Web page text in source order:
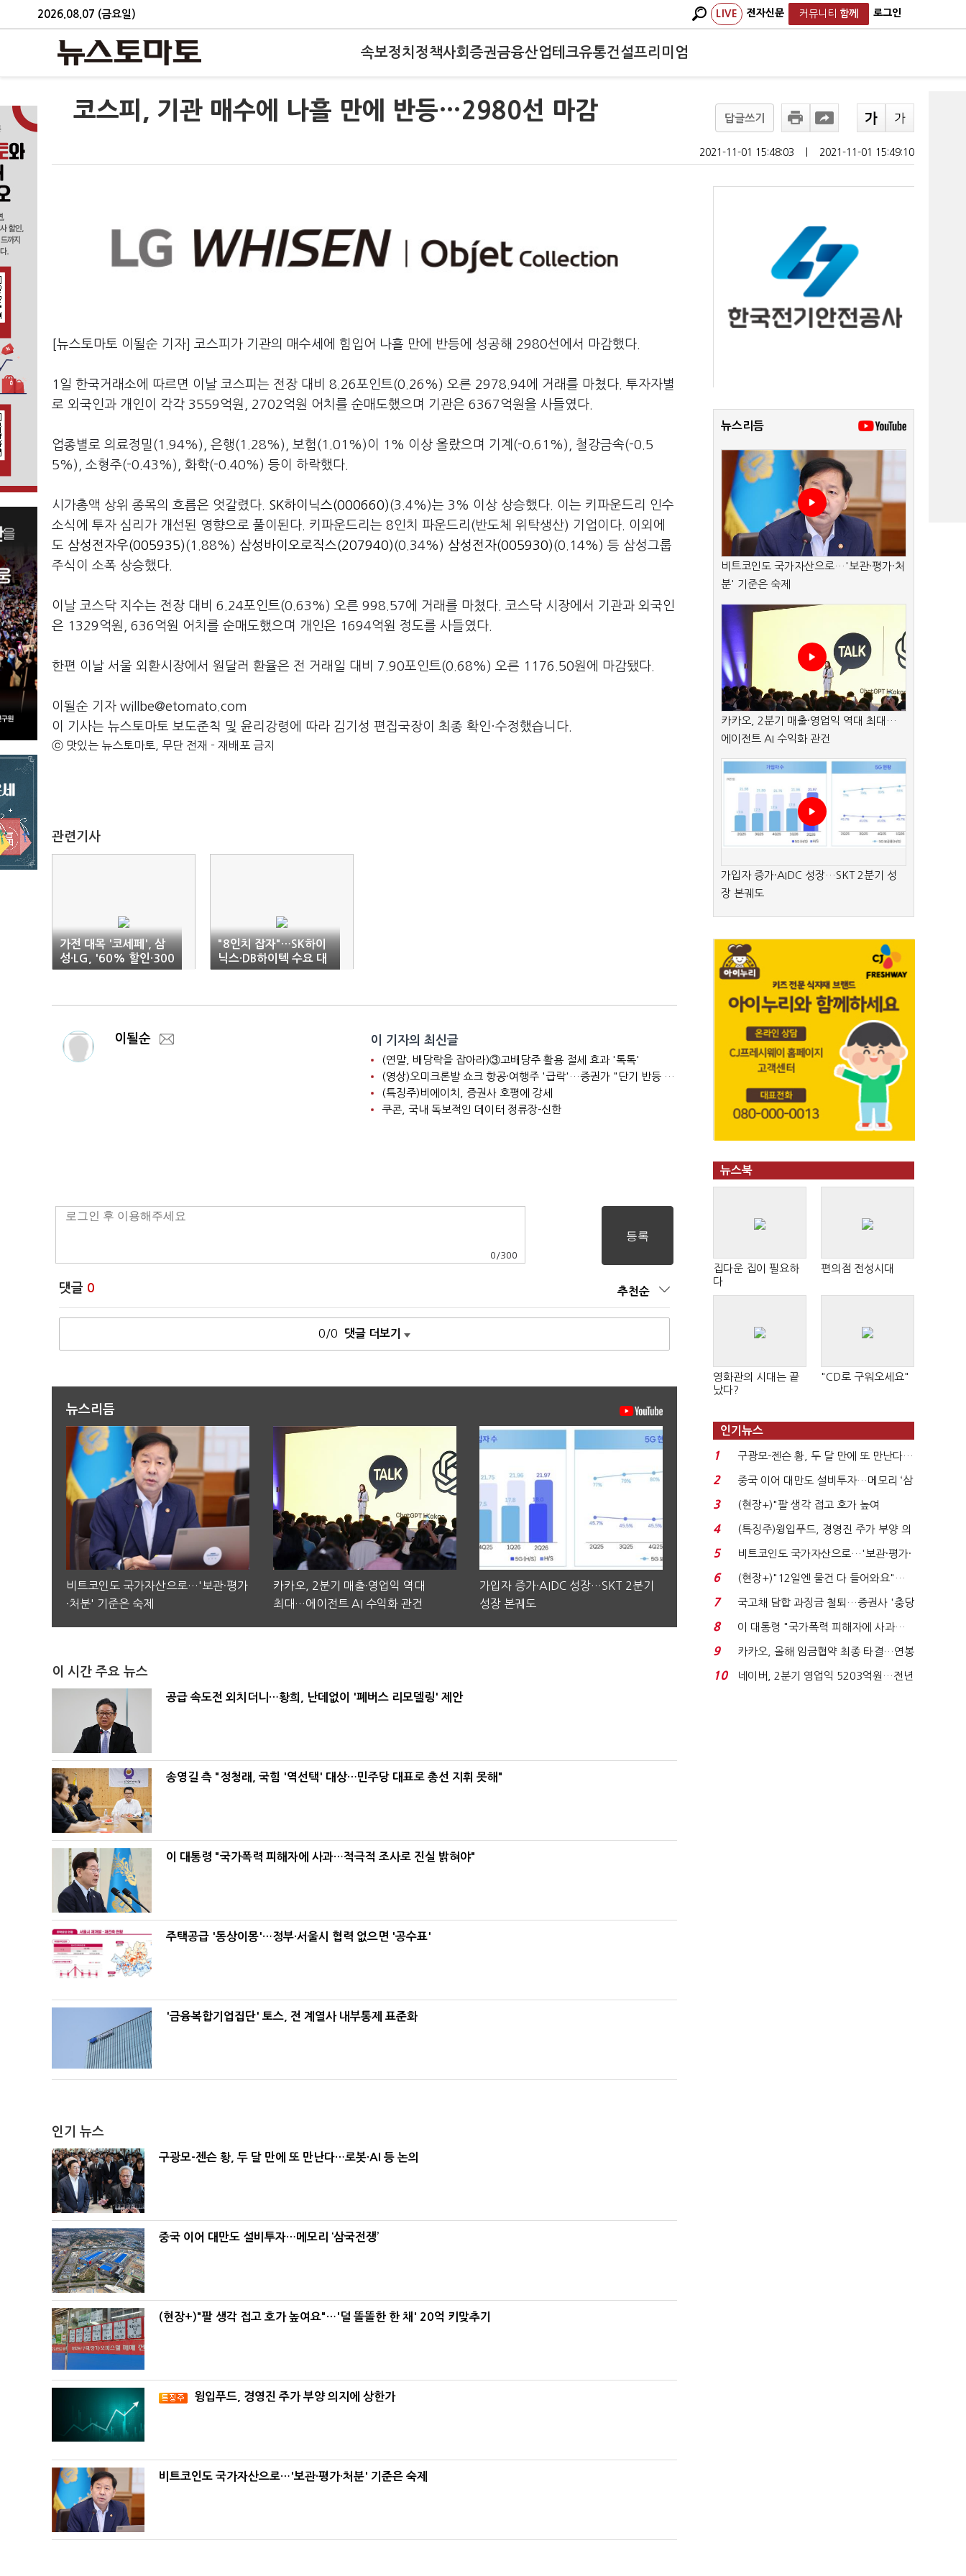
2026.08.07 (금요일) LIVE 전자신문 커뮤니티 함께 로그인
속보정치 정책사회 증권금융산업테크유통건설프리미엄
코스피, 기관 매수에 나흘 만에 반등…2980선 마감 답글쓰기
2021-11-01 15:48:03 2021-11-01 15:49:10
[뉴스토마토 이될순 기자] 코스피가 기관의 매수세에 힘입어 나흘 만에 반등에 성공해 2980선에서 마감했다.
1일 한국거래소에 따르면 이날 코스피는 전장 대비 8.26포인트(0.26%) 오른 2978.94에 거래를 마쳤다. 투자자별
로 외국인과 개인이 각각 3559억원, 2702억원 어치를 순매도했으며 기관은 6367억원을 사들였다.
업종별로 의료정밀(1.94%), 은행(1.28%), 보험(1.01%)이 1% 이상 올랐으며 기계(-0.61%), 철강금속(-0.5
5%), 소형주(-0.43%), 화학(-0.40%) 등이 하락했다.
시가총액 상위 종목의 흐름은 엇갈렸다. SK하이닉스(000660)(3.4%)는 3% 이상 상승했다. 이는 키파운드리 인수
소식에 투자 심리가 개선된 영향으로 풀이된다. 키파운드리는 8인치 파운드리(반도체 위탁생산) 기업이다. 이외에
도 삼성전자우(005935)(1.88%) 삼성바이오로직스(207940)(0.34%) 삼성전자(005930)(0.14%) 등 삼성그룹
주식이 소폭 상승했다.
이날 코스닥 지수는 전장 대비 6.24포인트(0.63%) 오른 998.57에 거래를 마쳤다. 코스닥 시장에서 기관과 외국인
은 1329억원, 636억원 어치를 순매도했으며 개인은 1694억원 정도를 사들였다.
한편 이날 서울 외환시장에서 원달러 환율은 전 거래일 대비 7.90포인트(0.68%) 오른 1176.50원에 마감됐다.
이될순 기자 willbe@etomato.com
이 기사는 뉴스토마토 보도준칙 및 윤리강령에 따라 김기성 편집국장이 최종 확인·수정했습니다.
ⓒ 맛있는 뉴스토마토, 무단 전재 - 재배포 금지
관련기사
가전 대목 '코세페', 삼
성·LG, '60% 할인·300
만 캐시백' 경쟁
"8인치 잡자"…SK하이
닉스·DB하이텍 수요 대
응 총력
이될순 이 기자의 최신글
(연말, 배당락을 잡아라)③고배당주 활용 절세 효과 '톡톡'
(영상)오미크론발 쇼크 항공·여행주 '급락'…증권가 "단기 반등 여력 약화"
(특징주)비에이치, 증권사 호평에 강세
쿠콘, 국내 독보적인 데이터 정류장-신한
0 /300
댓글 0 추천순
0/0 댓글 더보기
뉴스리듬
비트코인도 국가자산으로…'보관·평가
·처분' 기준은 숙제
카카오, 2분기 매출·영업익 역대
최대…에이전트 AI 수익화 관건
가입자 증가·AIDC 성장…SKT 2분기
성장 본궤도
이 시간 주요 뉴스
공급 속도전 외치더니…황희, 난데없이 '폐버스 리모델링' 제안
송영길 측 "정청래, 국힘 '역선택' 대상…민주당 대표로 총선 지휘 못해"
이 대통령 "국가폭력 피해자에 사과…적극적 조사로 진실 밝혀야"
주택공급 '동상이몽'…정부·서울시 협력 없으면 '공수표'
'금융복합기업집단' 토스, 전 계열사 내부통제 표준화
인기 뉴스
구광모-젠슨 황, 두 달 만에 또 만난다…로봇·AI 등 논의
중국 이어 대만도 설비투자…메모리 ‘삼국전쟁’
(현장+)"팔 생각 접고 호가 높여요"…'덜 똘똘한 한 채' 20억 키맞추기
윙입푸드, 경영진 주가 부양 의지에 상한가
비트코인도 국가자산으로…'보관·평가·처분' 기준은 숙제
뉴스리듬
비트코인도 국가자산으로…'보관·평가·처
분' 기준은 숙제
카카오, 2분기 매출·영업익 역대 최대…
에이전트 AI 수익화 관건
가입자 증가·AIDC 성장…SKT 2분기 성
장 본궤도
뉴스북
집다운 집이 필요하
다
편의점 전성시대
영화관의 시대는 끝
났다?
"CD로 구워오세요"
인기뉴스
1
구광모-젠슨 황, 두 달 만에 또 만난다…
로봇·AI 등 논...
2
중국 이어 대만도 설비투자…메모리 ‘삼
국전쟁’
3
(현장+)"팔 생각 접고 호가 높여
요"…'덜 똘똘한 한 채' 20...
4
(특징주)윙입푸드, 경영진 주가 부양 의
지에 상한가...
5
비트코인도 국가자산으로…'보관·평가·
처분' 기준은 ...
6
(현장+)"12일엔 물건 다 들어와요"…
빈 매대 채우며 문 연 ...
7
국고채 담합 과징금 철퇴…증권사 '충당
금 폭탄' 우려...
8
이 대통령 "국가폭력 피해자에 사과…
적극적 조사로 진...
9
카카오, 올해 임금협약 최종 타결…연봉
6.3% 인상·격려...
10
네이버, 2분기 영업익 5203억원…전년